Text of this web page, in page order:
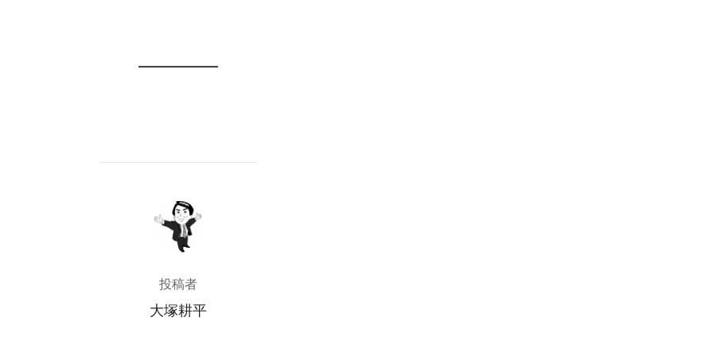
投稿者
投稿者
大塚耕平